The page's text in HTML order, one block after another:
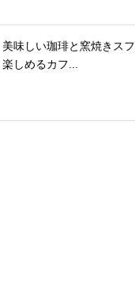
美味しい珈琲と窯焼きス
楽しめるカフ...